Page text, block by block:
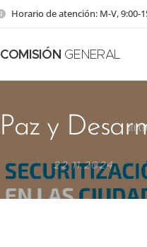
Horario de atención: M-V, 9:00-
COMISIÓN GENERAL
Paz y
22.11.2024